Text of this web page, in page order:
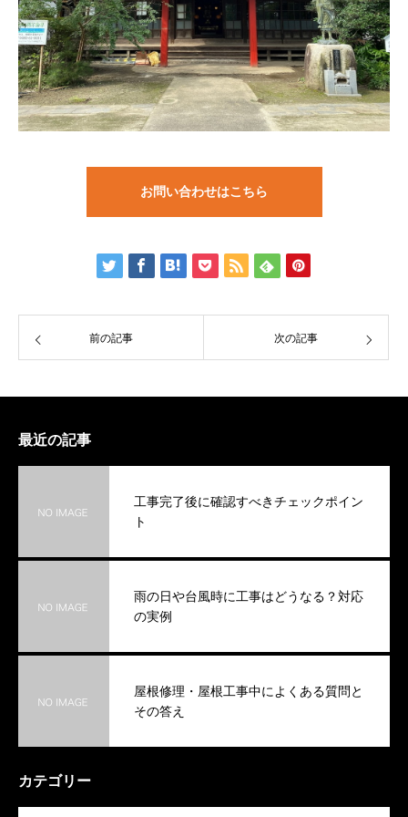
お問い合わせはこちら
前の記事 次の記事
最近の記事
工事完了後に確認すべきチェックポイン
ト
雨の日や台風時に工事はどうなる？対応
の実例
屋根修理・屋根工事中によくある質問と
その答え
カテゴリー